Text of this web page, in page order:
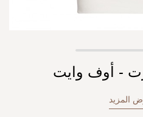
- أوف وايت
المزيد